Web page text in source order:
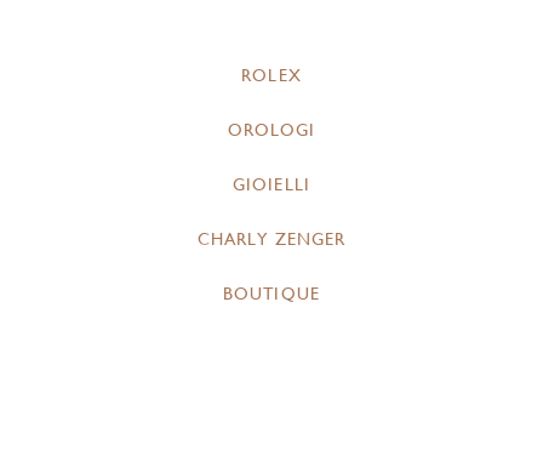
ROLEX
OROLOGI
GIOIELLI
CHARLY ZENGER
BOUTIQUE